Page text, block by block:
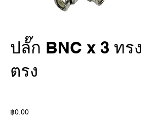
ปลั๊ก BNC x 3 ทรง
ตรง
฿0.00